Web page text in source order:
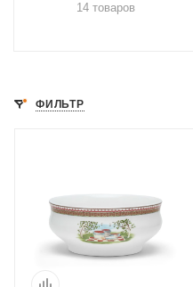
14 товаров
ФИЛЬТР